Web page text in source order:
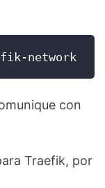
network
con
Traefik, por